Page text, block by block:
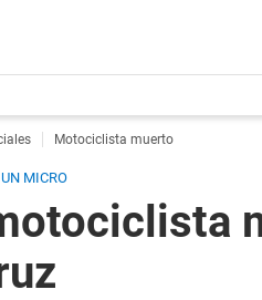
Motociclista muerto
MICRO